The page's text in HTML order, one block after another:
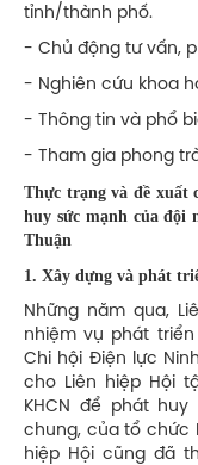
tỉnh/thành phố.
- Chủ động tư vấn,
- Nghiên cứu khoa
- Thông tin và phổ
- Tham gia phong
Thực trạng và đề xuất
huy sức mạnh của đội
Thuận
1. Xây dựng và phát
Những năm qua,
nhiệm vụ phát
Chi hội Điện lực
cho Liên hiệp Hội
KHCN để phát
chung, của tổ chức
hiệp Hội cũng đã